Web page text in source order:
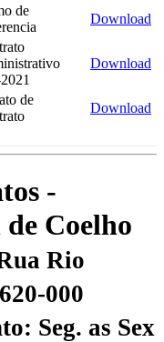
de
Download
Download
de
Download
-
Coelho
Rio
000
Seg. as Sex